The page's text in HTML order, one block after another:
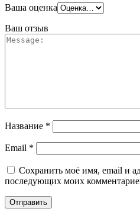
Ваша оценка
Ваш отзыв
Название *
Email *
Сохранить моё имя, email и
последующих моих